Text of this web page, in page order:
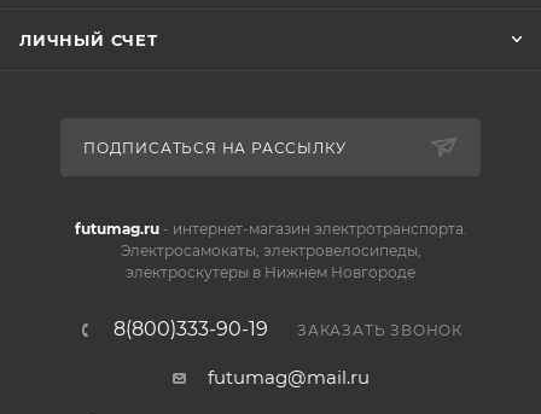
ЛИЧНЫЙ СЧЕТ
ПОДПИСАТЬСЯ НА РАССЫЛКУ
futumag.ru- интернет-магазин электротранспорта.
Электросамокаты, электровелосипеды,
электроскутеры в Нижнем Новгороде
8(800)333-90-19 ЗАКАЗАТЬ ЗВОНОК
futumag@mail.ru